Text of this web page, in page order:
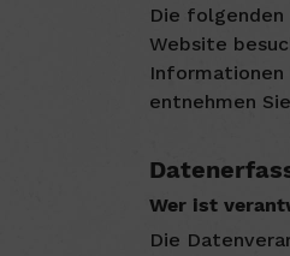
Die folgenden
Website
Informationen
entnehmen
Wer ist
Die